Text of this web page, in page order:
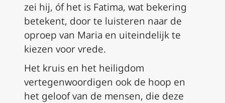
zei hij, óf het is Fatima, wat bekering
betekent, door te luisteren naar de
oproep van Maria en uiteindelijk te
kiezen voor vrede.
Het kruis en het heiligdom
vertegenwoordigen ook de hoop en
het geloof van de mensen, die deze